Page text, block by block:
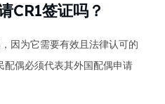
CR1签证吗？
因为它需要有效且法律认可的
偶必须代表其外国配偶申请